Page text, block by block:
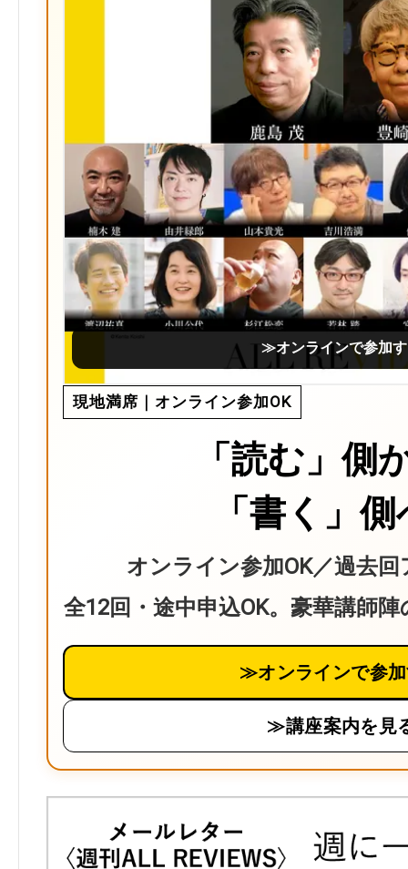
≫オンラインで参加
現地満席｜オンライン参加OK
「読む」側
「書く」
オンライン参加OK／過去
全12回・途中申込OK。豪華講師
≫オンラインで参
≫講座案内を見